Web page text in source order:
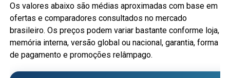
Os valores abaixo são médias aproximadas com base em
ofertas e comparadores consultados no mercado
brasileiro. Os preços podem variar bastante conforme loja,
memória interna, versão global ou nacional, garantia, forma
de pagamento e promoções relâmpago.